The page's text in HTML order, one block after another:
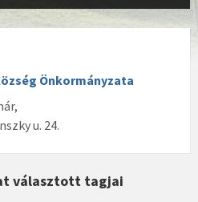
Önkormányzata
u. 24.
választott tagjai